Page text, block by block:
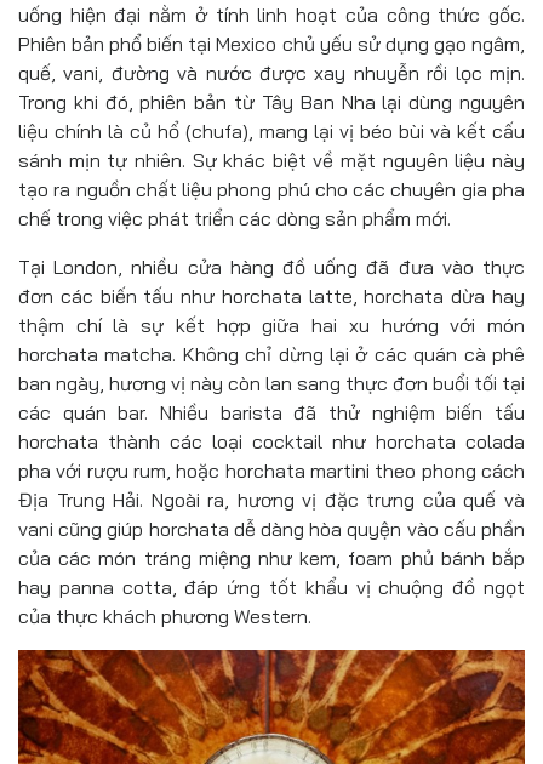
uống hiện đại nằm ở tính linh hoạt của công thức gốc.
Phiên bản phổ biến tại Mexico chủ yếu sử dụng gạo ngâm,
quế, vani, đường và nước được xay nhuyễn rồi lọc mịn.
Trong khi đó, phiên bản từ Tây Ban Nha lại dùng nguyên
liệu chính là củ hổ (chufa), mang lại vị béo bùi và kết cấu
sánh mịn tự nhiên. Sự khác biệt về mặt nguyên liệu này
tạo ra nguồn chất liệu phong phú cho các chuyên gia pha
chế trong việc phát triển các dòng sản phẩm mới.
Tại London, nhiều cửa hàng đồ uống đã đưa vào thực
đơn các biến tấu như horchata latte, horchata dừa hay
thậm chí là sự kết hợp giữa hai xu hướng với món
horchata matcha. Không chỉ dừng lại ở các quán cà phê
ban ngày, hương vị này còn lan sang thực đơn buổi tối tại
các quán bar. Nhiều barista đã thử nghiệm biến tấu
horchata thành các loại cocktail như horchata colada
pha với rượu rum, hoặc horchata martini theo phong cách
Địa Trung Hải. Ngoài ra, hương vị đặc trưng của quế và
vani cũng giúp horchata dễ dàng hòa quyện vào cấu phần
của các món tráng miệng như kem, foam phủ bánh bắp
hay panna cotta, đáp ứng tốt khẩu vị chuộng đồ ngọt
của thực khách phương Western.